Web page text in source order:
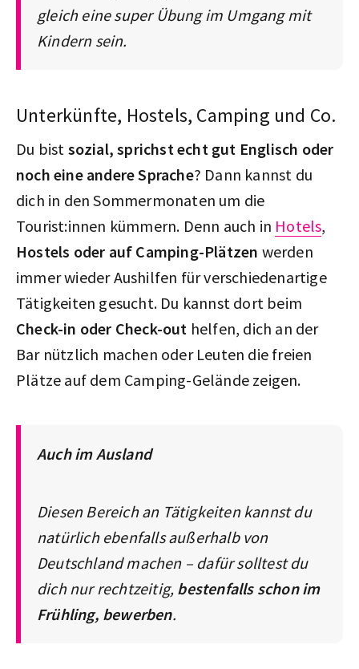
gleich eine super Übung im Umgang mit
Kindern sein.
Unterkünfte, Hostels, Camping und Co.
Du bist sozial, sprichst echt gut Englisch oder
noch eine andere Sprache? Dann kannst du
dich in den Sommermonaten um die
Tourist:innen kümmern. Denn auch in Hotels,
Hostels oder auf Camping-Plätzen werden
immer wieder Aushilfen für verschiedenartige
Tätigkeiten gesucht. Du kannst dort beim
Check-in oder Check-out helfen, dich an der
Bar nützlich machen oder Leuten die freien
Plätze auf dem Camping-Gelände zeigen.
Auch im Ausland
Diesen Bereich an Tätigkeiten kannst du
natürlich ebenfalls außerhalb von
Deutschland machen – dafür solltest du
dich nur rechtzeitig, bestenfalls schon im
Frühling, bewerben.